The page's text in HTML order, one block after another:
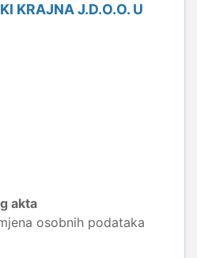
KRAJNA J.D.O.O. U
akta
osobnih podataka